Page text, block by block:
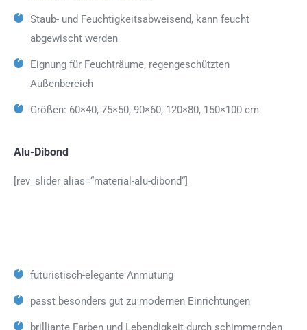
Staub- und Feuchtigkeitsabweisend, kann feucht
abgewischt werden
Eignung für Feuchträume, regengeschützten
Außenbereich
Größen: 60×40, 75×50, 90×60, 120×80, 150×100 cm
Alu-Dibond
[rev_slider alias=“material-alu-dibond“]
futuristisch-elegante Anmutung
passt besonders gut zu modernen Einrichtungen
brilliante Farben und Lebendigkeit durch schimmernden